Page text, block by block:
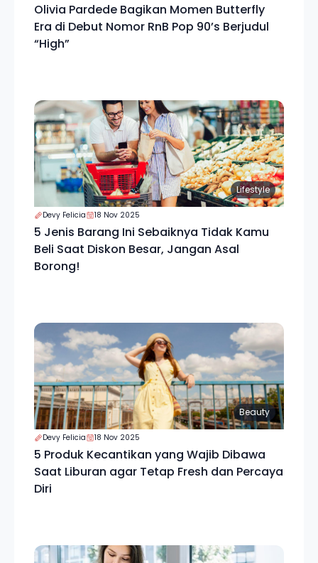
Olivia Pardede Bagikan Momen Butterfly
Era di Debut Nomor RnB Pop 90’s Berjudul
“High”
Lifestyle
Devy Felicia 18 Nov 2025
5 Jenis Barang Ini Sebaiknya Tidak Kamu
Beli Saat Diskon Besar, Jangan Asal
Borong!
Beauty
Devy Felicia 18 Nov 2025
5 Produk Kecantikan yang Wajib Dibawa
Saat Liburan agar Tetap Fresh dan Percaya
Diri